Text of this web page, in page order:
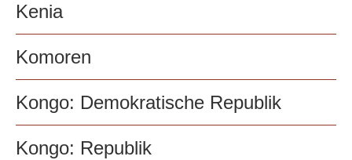
Kenia
Komoren
Kongo: Demokratische Republik
Kongo: Republik